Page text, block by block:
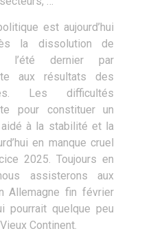
est aujourd’hui
la dissolution de
l’été dernier par
aux résultats des
Les difficultés
pour constituer un
aidé à la stabilité et la
en manque cruel
2025. Toujours en
assisterons aux
Allemagne fin février
pourrait quelque peu
Continent.